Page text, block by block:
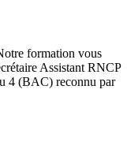
formation vous
Assistant RNCP
4 (BAC) reconnu par